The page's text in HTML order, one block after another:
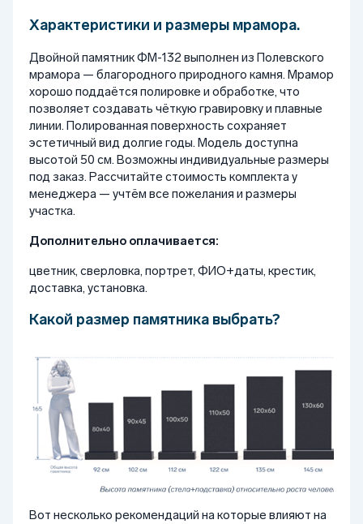
Характеристики и размеры мрамора.
Двойной памятник ФМ-132 выполнен из Полевского
мрамора — благородного природного камня. Мрамор
хорошо поддаётся полировке и обработке, что
позволяет создавать чёткую гравировку и плавные
линии. Полированная поверхность сохраняет
эстетичный вид долгие годы. Модель доступна
высотой 50 см. Возможны индивидуальные размеры
под заказ. Рассчитайте стоимость комплекта у
менеджера — учтём все пожелания и размеры
участка.
Дополнительно оплачивается:
цветник, сверловка, портрет, ФИО+даты, крестик,
доставка, установка.
Какой размер памятника выбрать?
Вот несколько рекомендаций на которые влияют на